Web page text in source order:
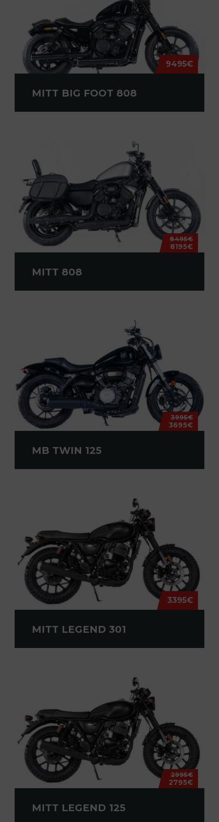
9495€
MITT BIG FOOT 808
8495€
8195€
MITT 808
3995€
3695€
MB TWIN 125
3395€
MITT LEGEND 301
2995€
2795€
MITT LEGEND 125